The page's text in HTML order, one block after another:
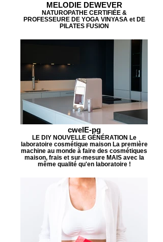
MELODIE DEWEVER
NATUROPATHE CERTIFIÉE &
PROFESSEURE DE YOGA VINYASA et DE
PILATES FUSION
cweIE-pg
LE DIY NOUVELLE GÉNÉRATION Le
laboratoire cosmétique maison La première
machine au monde à faire des cosmétiques
maison, frais et sur-mesure MAIS avec la
même qualité qu'en laboratoire !